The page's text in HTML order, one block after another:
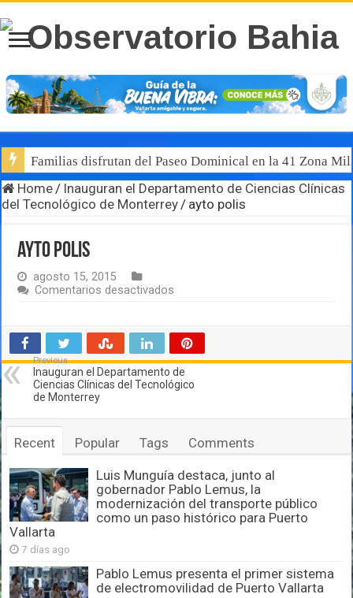
Familias disfrutan del Paseo Dominical en la 41 Zona
Home/ Inauguran el Departamento de Ciencias Clínicas
del Tecnológico de Monterrey/ ayto polis
ayto polis
agosto 15, 2015
Comentarios desactivados
Previous
Inauguran el Departamento de
Ciencias Clínicas del Tecnológico
de Monterrey
Recent Popular Tags Comments
Luis Munguía destaca, junto al
gobernador Pablo Lemus, la
modernización del transporte público
como un paso histórico para Puerto
Vallarta
7 días ago
Pablo Lemus presenta el primer sistema
de electromovilidad de Puerto Vallarta